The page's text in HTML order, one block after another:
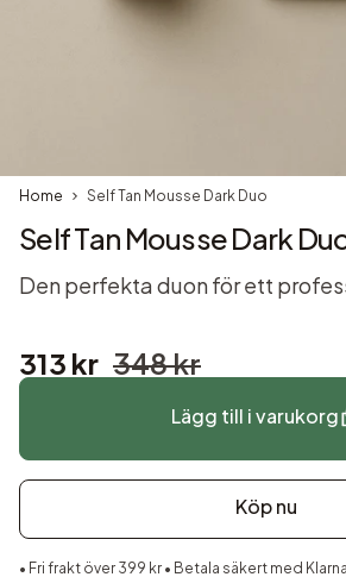
Home Self Tan Mousse Dark Duo
Self Tan Mousse Dark
Den perfekta duon för ett
313 kr 348 kr
Lägg till i varukorg
Köp nu
• Fri frakt över 399 kr • Betala säkert med Klarna